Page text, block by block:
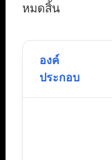
หมดสิ้น
องค์
ประกอบ